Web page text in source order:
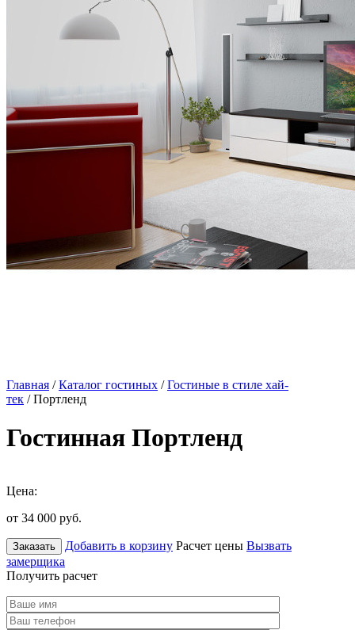
Главная /Каталог гостиных /Гостиные в стиле хай-
тек / Портленд
Гостинная Портленд
Цена:
от 34 000 руб.
Заказать Добавить в корзину Расчет цены Вызвать
замерщика
Получить расчет